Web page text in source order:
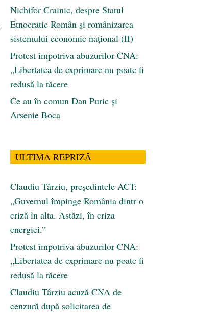
Nichifor Crainic, despre Statul
Etnocratic Român şi românizarea
sistemului economic naţional (II)
Protest împotriva abuzurilor CNA:
„Libertatea de exprimare nu poate fi
redusă la tăcere
Ce au în comun Dan Puric şi
Arsenie Boca
ULTIMA REPRIZĂ
Claudiu Târziu, președintele ACT:
„Guvernul împinge România dintr-o
criză în alta. Astăzi, în criza
energiei.”
Protest împotriva abuzurilor CNA:
„Libertatea de exprimare nu poate fi
redusă la tăcere
Claudiu Târziu acuză CNA de
cenzură după solicitarea de